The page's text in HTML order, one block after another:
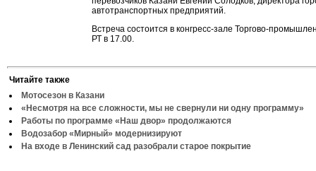
автотранспортных предприятий.
Встреча состоится в конгресс-зале Торгово-
РТ в 17.00.
Читайте также
Мотосезон в Казани
«Несмотря на все сложности, мы не свернули ни одну программу»
Работы по программе «Наш двор» продолжаются
Водозабор «Мирный» модернизируют
На входе в Ленинский сад разобрали старое покрытие